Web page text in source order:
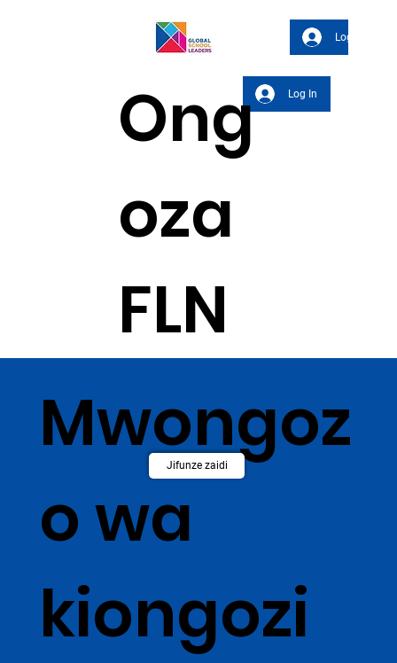
Log In
Ong
oza
FLN
Log In
Mwongoz
o wa
kiongozi
Jifunze zaidi